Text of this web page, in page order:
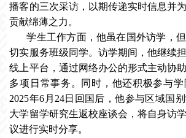
播客的三次采访，以期传递实时信息并
贡献绵薄之力。
学生工作方面，他虽在国外访学，
切实服务班级同学。访学期间，他继续
线上平台，通过网络办公的形式主动协
多项日常事务。同时，他还积极参与
2025年6月24日回国后，他参与区域国
大学留学研究生返校座谈会，将自身访
议进行实时分享。